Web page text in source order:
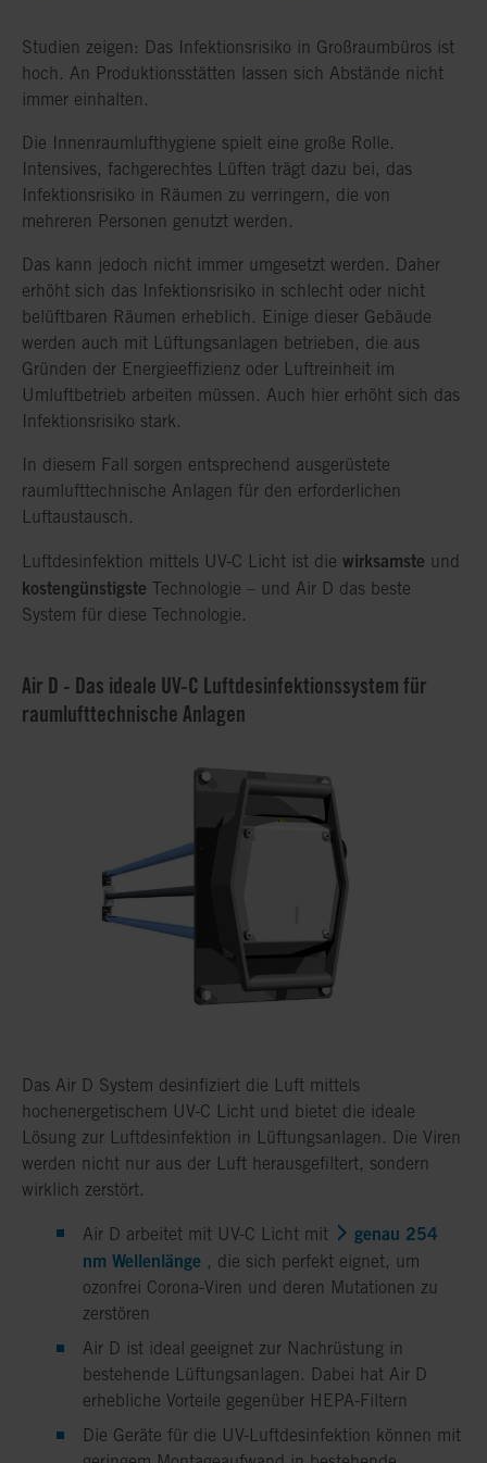
Studien zeigen: Das Infektionsrisiko in Großraumbüros ist
hoch. An Produktionsstätten lassen sich Abstände nicht
immer einhalten.
Die Innenraumlufthygiene spielt eine große Rolle.
Intensives, fachgerechtes Lüften trägt dazu bei, das
Infektionsrisiko in Räumen zu verringern, die von
mehreren Personen genutzt werden.
Das kann jedoch nicht immer umgesetzt werden. Daher
erhöht sich das Infektionsrisiko in schlecht oder nicht
belüftbaren Räumen erheblich. Einige dieser Gebäude
werden auch mit Lüftungsanlagen betrieben, die aus
Gründen der Energieeffizienz oder Luftreinheit im
Umluftbetrieb arbeiten müssen. Auch hier erhöht sich das
Infektionsrisiko stark.
In diesem Fall sorgen entsprechend ausgerüstete
raumlufttechnische Anlagen für den erforderlichen
Luftaustausch.
Luftdesinfektion mittels UV-C Licht ist die wirksamste und
kostengünstigste Technologie – und Air D das beste
System für diese Technologie.
Air D - Das ideale UV-C Luftdesinfektionssystem für
raumlufttechnische Anlagen
Das Air D System desinfiziert die Luft mittels
hochenergetischem UV-C Licht und bietet die ideale
Lösung zur Luftdesinfektion in Lüftungsanlagen. Die Viren
werden nicht nur aus der Luft herausgefiltert, sondern
wirklich zerstört.
Air D arbeitet mit UV-C Licht mit
genau 254
nm Wellenlänge , die sich perfekt eignet, um
ozonfrei Corona-Viren und deren Mutationen zu
zerstören
Air D ist ideal geeignet zur Nachrüstung in
bestehende Lüftungsanlagen. Dabei hat Air D
erhebliche Vorteile gegenüber HEPA-Filtern
Die Geräte für die UV-Luftdesinfektion können mit